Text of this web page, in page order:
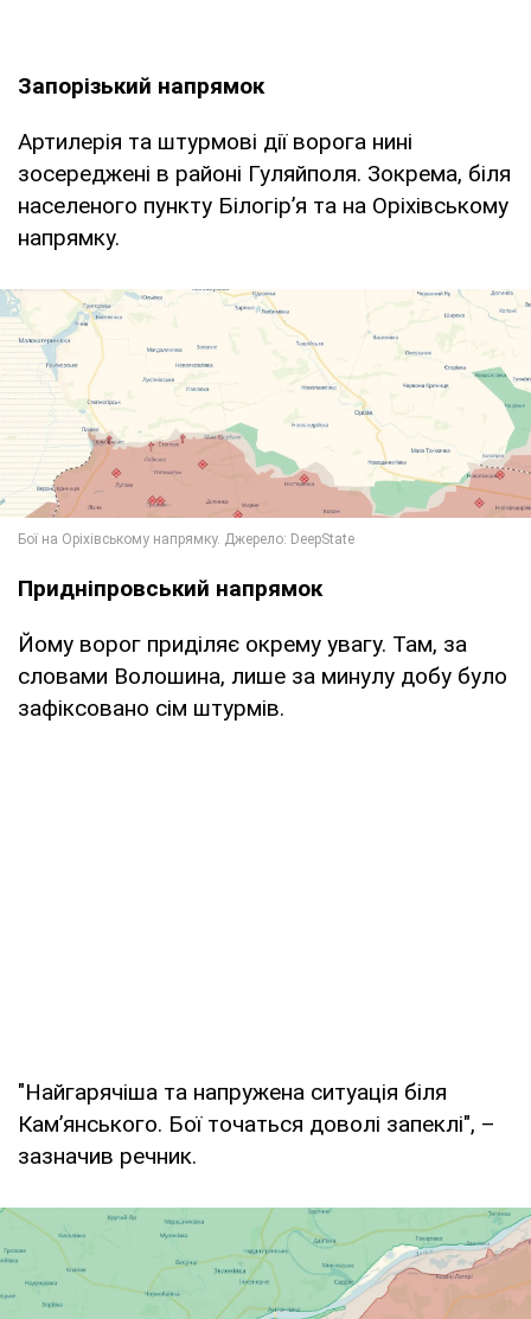
Запорізький напрямок
Артилерія та штурмові дії ворога нині
зосереджені в районі Гуляйполя. Зокрема, біля
населеного пункту Білогір’я та на Оріхівському
напрямку.
Придніпровський напрямок
Йому ворог приділяє окрему увагу. Там, за
словами Волошина, лише за минулу добу було
зафіксовано сім штурмів.
"Найгарячіша та напружена ситуація біля
Кам’янського. Бої точаться доволі запеклі", –
зазначив речник.